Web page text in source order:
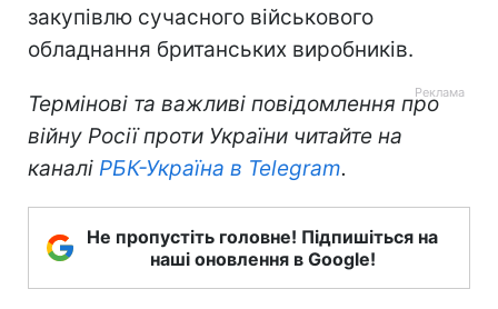
закупівлю сучасного військового
обладнання британських виробників.
Термінові та важливі повідомлення про
війну Росії проти України читайте на
каналі РБК-Україна в Telegram.
Не пропустіть головне! Підпишіться на
наші оновлення в Google!